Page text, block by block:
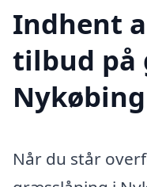
Indhent
tilbud på
Når du står